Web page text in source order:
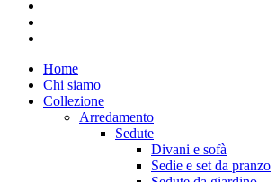
Close
Menu
Home
Chi siamo
Collezione
Arredamento
Sedute
Divani e sofà
Sedie e set da pranzo